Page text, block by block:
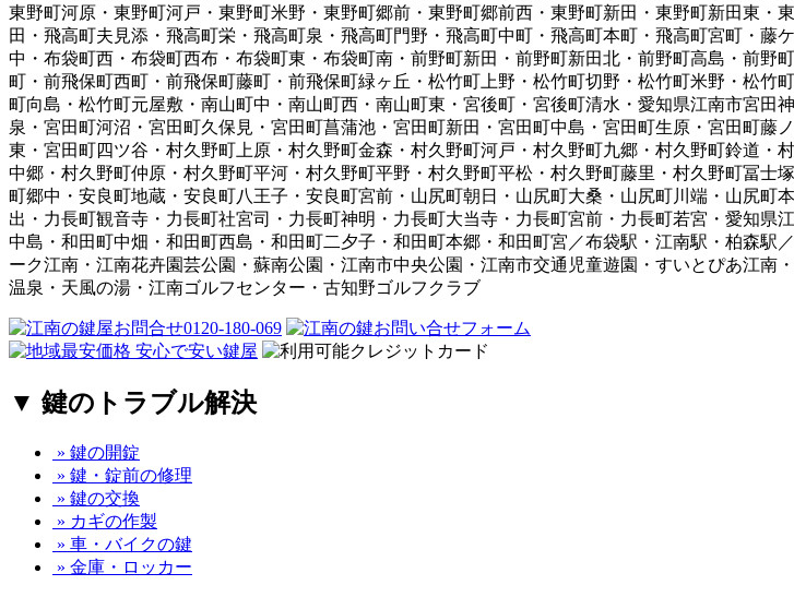
東野町河原・東野町河戸・東野町米野・東野町郷前・東野町郷前西・東野町新田・東野町新田東
田・飛高町夫見添・飛高町栄・飛高町泉・飛高町門野・飛高町中町・飛高町本町・飛高町宮町・
中・布袋町西・布袋町西布・布袋町東・布袋町南・前野町新田・前野町新田北・前野町高島・前
町・前飛保町西町・前飛保町藤町・前飛保町緑ヶ丘・松竹町上野・松竹町切野・松竹町米野・松
町向島・松竹町元屋敷・南山町中・南山町西・南山町東・宮後町・宮後町清水・愛知県江南市宮
泉・宮田町河沼・宮田町久保見・宮田町菖蒲池・宮田町新田・宮田町中島・宮田町生原・宮田町
東・宮田町四ツ谷・村久野町上原・村久野町金森・村久野町河戸・村久野町九郷・村久野町鈴道
中郷・村久野町仲原・村久野町平河・村久野町平野・村久野町平松・村久野町藤里・村久野町冨
町郷中・安良町地蔵・安良町八王子・安良町宮前・山尻町朝日・山尻町大桑・山尻町川端・山尻
出・力長町観音寺・力長町社宮司・力長町神明・力長町大当寺・力長町宮前・力長町若宮・愛知
中島・和田町中畑・和田町西島・和田町二夕子・和田町本郷・和田町宮／布袋駅・江南駅・柏森
ーク江南・江南花卉園芸公園・蘇南公園・江南市中央公園・江南市交通児童遊園・すいとぴあ江
温泉・天風の湯・江南ゴルフセンター・古知野ゴルフクラブ
▼ 鍵のトラブル解決
» 鍵の開錠
» 鍵・錠前の修理
» 鍵の交換
» カギの作製
» 車・バイクの鍵
» 金庫・ロッカー